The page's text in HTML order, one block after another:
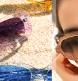
131